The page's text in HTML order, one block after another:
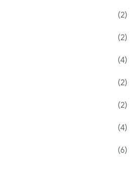
(2)
(2)
(4)
(2)
(2)
(4)
(6)